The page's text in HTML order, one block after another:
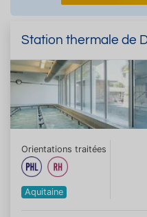
Station thermale de
Orientations traitées
Aquitaine